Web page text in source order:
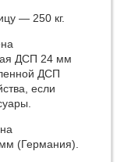
— 250 кг.
ДСП 24 мм
ДСП
если
(Германия).